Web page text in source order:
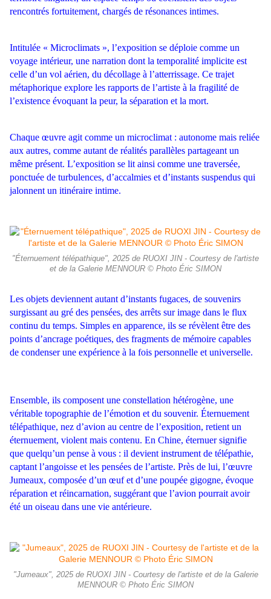
rencontrés fortuitement, chargés de résonances intimes.
Intitulée « Microclimats », l’exposition se déploie comme un
voyage intérieur, une narration dont la temporalité implicite est
celle d’un vol aérien, du décollage à l’atterrissage. Ce trajet
métaphorique explore les rapports de l’artiste à la fragilité de
l’existence évoquant la peur, la séparation et la mort.
Chaque œuvre agit comme un microclimat : autonome mais reliée
aux autres, comme autant de réalités parallèles partageant un
même présent. L’exposition se lit ainsi comme une traversée,
ponctuée de turbulences, d’accalmies et d’instants suspendus qui
jalonnent un itinéraire intime.
"Éternuement télépathique", 2025 de RUOXI JIN - Courtesy de l'artiste
et de la Galerie MENNOUR © Photo Éric SIMON
Les objets deviennent autant d’instants fugaces, de souvenirs
surgissant au gré des pensées, des arrêts sur image dans le flux
continu du temps. Simples en apparence, ils se révèlent être des
points d’ancrage poétiques, des fragments de mémoire capables
de condenser une expérience à la fois personnelle et universelle.
Ensemble, ils composent une constellation hétérogène, une
véritable topographie de l’émotion et du souvenir. Éternuement
télépathique, nez d’avion au centre de l’exposition, retient un
éternuement, violent mais contenu. En Chine, éternuer signifie
que quelqu’un pense à vous : il devient instrument de télépathie,
captant l’angoisse et les pensées de l’artiste. Près de lui, l’œuvre
Jumeaux, composée d’un œuf et d’une poupée gigogne, évoque
réparation et réincarnation, suggérant que l’avion pourrait avoir
été un oiseau dans une vie antérieure.
"Jumeaux", 2025 de RUOXI JIN - Courtesy de l'artiste et de la Galerie
MENNOUR © Photo Éric SIMON